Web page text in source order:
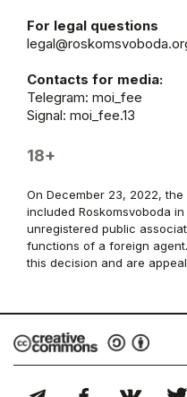
For legal questions
Contacts for media:
Telegram: moi_fee
Signal: moi_fee.13
18+
On December 23, 2022,
included Roskomsvoboda
unregistered public
functions of a foreign
this decision and are